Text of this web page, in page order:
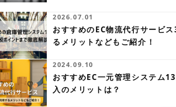
2026.07.01
おすすめのEC物流代行サービ
るメリットなどもご紹介！
2024.09.10
おすすめEC一元管理システム
入のメリットは？